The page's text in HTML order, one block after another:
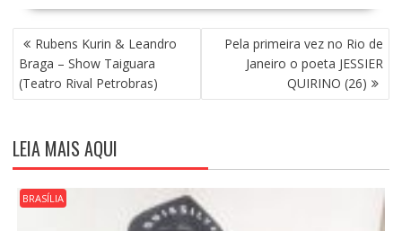
N
A
V
E
A
Ç
Ã
O
D
Rubens Kurin & Leandro
Braga – Show Taiguara
(Teatro Rival Petrobras)
Pela primeira vez no Rio de
Janeiro o poeta JESSIER
QUIRINO (26)
LEIA MAIS AQUI
BRASÍLIA